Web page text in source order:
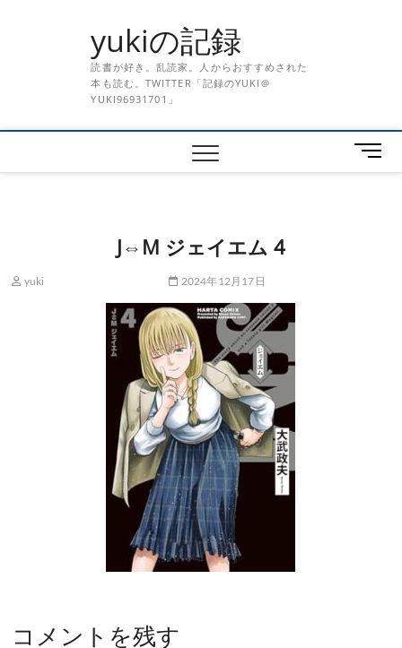
yukiの記録
読書が好き。乱読家。人からおすすめされた
本も読む。TWITTER「記録のYUKI＠
YUKI96931701」
メ
ニ
J⇔M ジェイエム 4
yuki 2024年12月17日
コメントを残す